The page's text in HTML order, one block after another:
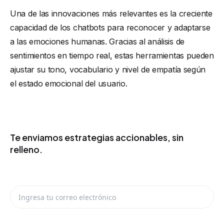
Una de las innovaciones más relevantes es la creciente
capacidad de los chatbots para reconocer y adaptarse
a las emociones humanas. Gracias al análisis de
sentimientos en tiempo real, estas herramientas pueden
ajustar su tono, vocabulario y nivel de empatía según
el estado emocional del usuario.
Te enviamos estrategias accionables, sin
relleno.
Ingresa tu correo electrónico